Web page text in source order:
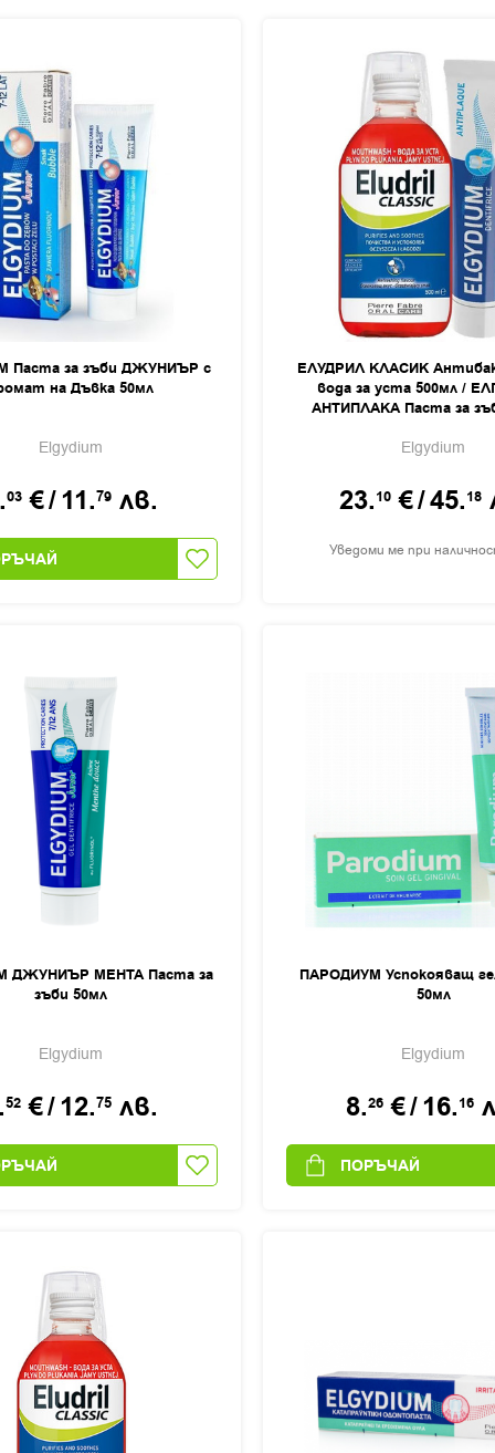
Паста за зъби ДЖУНИЪР с
на Дъвка 50мл
Elgydium
03 €/11.79 лв.
ЕЛУДРИЛ КЛАСИК
вода за уста 500мл /
АНТИПЛАКА Паста за
Elgydium
23.10 €/45.18
Уведоми ме при
ДЖУНИЪР МЕНТА Паста за
зъби 50мл
Elgydium
52 €/12.75 лв.
ПАРОДИУМ Успокояващ
50мл
Elgydium
8.26 €/16.16
ПОРЪЧАЙ